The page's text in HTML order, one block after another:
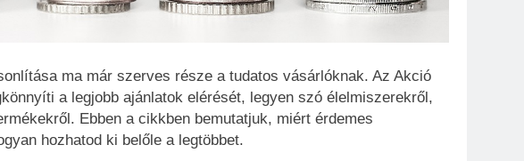
ma már szerves része a tudatos vásárlóknak. Az Akció
a legjobb ajánlatok elérését, legyen szó élelmiszerekről,
Ebben a cikkben bemutatjuk, miért érdemes
hozhatod ki belőle a legtöbbet.